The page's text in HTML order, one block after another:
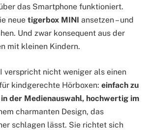
das Smartphone funktioniert.
neue tigerbox MINI ansetzen – und
Und zwar konsequent aus der
mit kleinen Kindern.
verspricht nicht weniger als einen
kindgerechte Hörboxen: einfach zu
der Medienauswahl, hochwertig im
charmanten Design, das
schlagen lässt. Sie richtet sich